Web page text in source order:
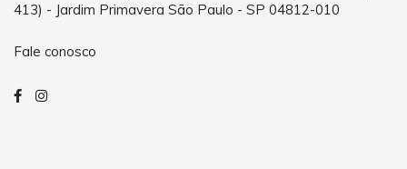
413) - Jardim Primavera São Paulo - SP 04812-010
Fale conosco